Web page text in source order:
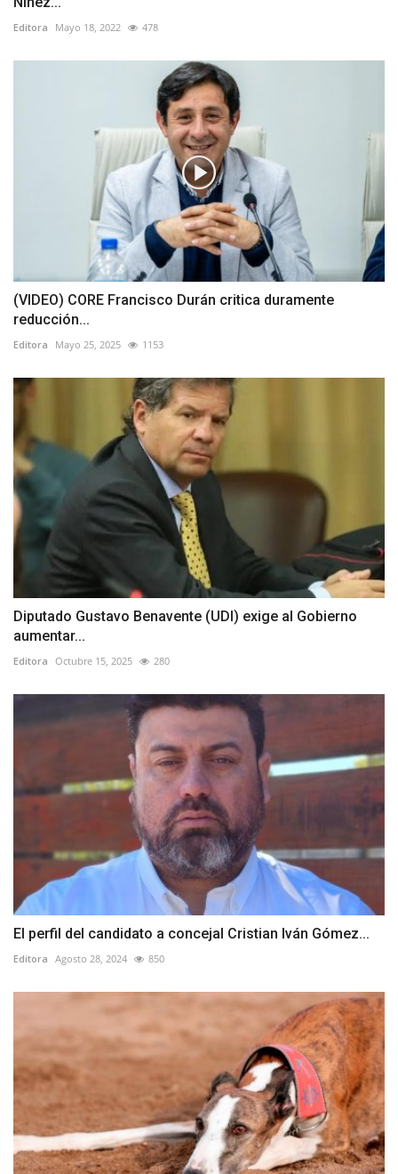
Editora Mayo 18, 2022 478
(VIDEO) CORE Francisco Durán critica duramente
reducción...
Editora Mayo 25, 2025 1153
Diputado Gustavo Benavente (UDI) exige al Gobierno
aumentar...
Editora Octubre 15, 2025 280
El perfil del candidato a concejal Cristian Iván Gómez...
Editora Agosto 28, 2024 850